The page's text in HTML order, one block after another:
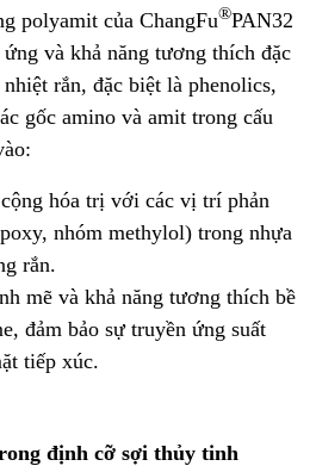
polyamit của ChangFu®PAN32
và khả năng tương thích đặc
rắn, đặc biệt là phenolics,
gốc amino và amit trong cấu
hóa trị với các vị trí phản
nhóm methylol) trong nhựa
rắn.
mẽ và khả năng tương thích bề
đảm bảo sự truyền ứng suất
tiếp xúc.
định cỡ sợi thủy tinh